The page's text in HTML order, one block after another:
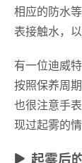
相应的防水
表接触水，
有一位迪威
按照保养周
也很注意手
现过起雾的
起雾后